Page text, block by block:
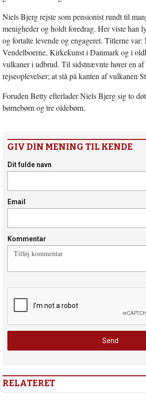
Niels Bjerg rejste som pensionist rundt til
menigheder og holdt foredrag. Her viste han
og fortalte levende og engageret. Titlerne
Vendelboerne, Kirkekunst i Danmark og i
vulkaner i udbrud. Til sidstnævnte hører en af
rejseoplevelser; at stå på kanten af vulkanen
Foruden Betty efterlader Niels Bjerg sig to
børnebørn og tre oldebørn.
GIV DIN MENING TIL KENDE
Dit fulde navn
Email
Kommentar
RELATERET